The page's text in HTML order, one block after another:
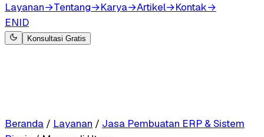
Layanan→Tentang→Karya→Artikel→Kontak→
ENID
Konsultasi Gratis
Beranda / Layanan / Jasa Pembuatan ERP & Sistem